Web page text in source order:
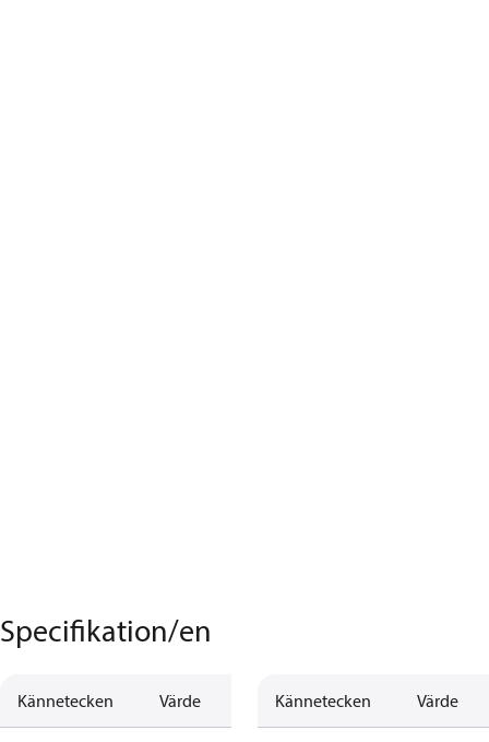
Specifikation/en
Kännetecken Värde Kännetecken Värde